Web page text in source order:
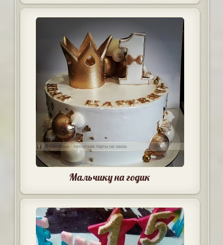
Мальчику на годик